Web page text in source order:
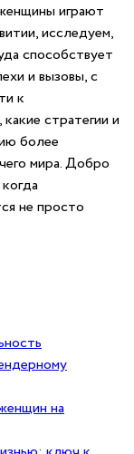
играют
⁤исследуем,
способствует
и вызовы, ⁢с
к
стратегии и⁤
‍более
мира. Добро
не⁤ просто
на